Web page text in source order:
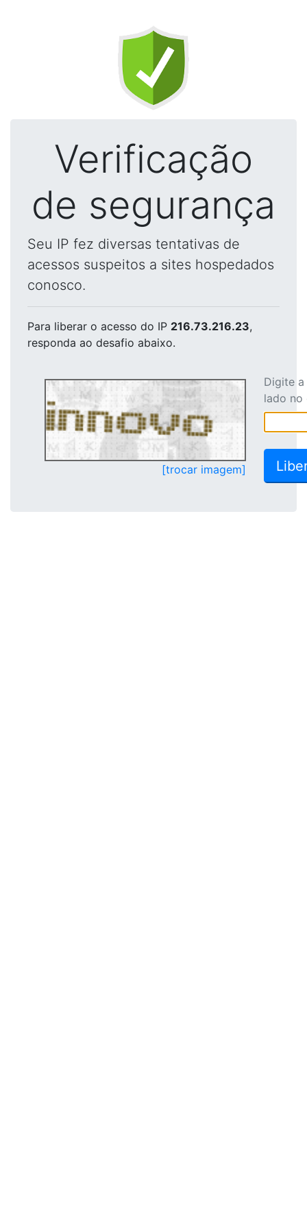
Verificação
de segurança
Seu IP fez diversas tentativas de
acessos suspeitos a sites hospedados
conosco.
Para liberar o acesso do IP 216.73.216.23,
responda ao desafio abaixo.
[trocar imagem]
Digite
lado no